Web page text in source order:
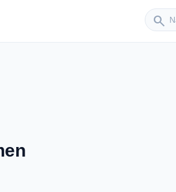
search
Sender